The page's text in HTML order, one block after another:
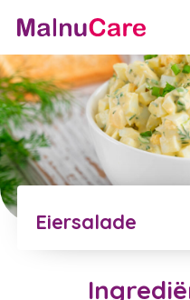
Eiersalade